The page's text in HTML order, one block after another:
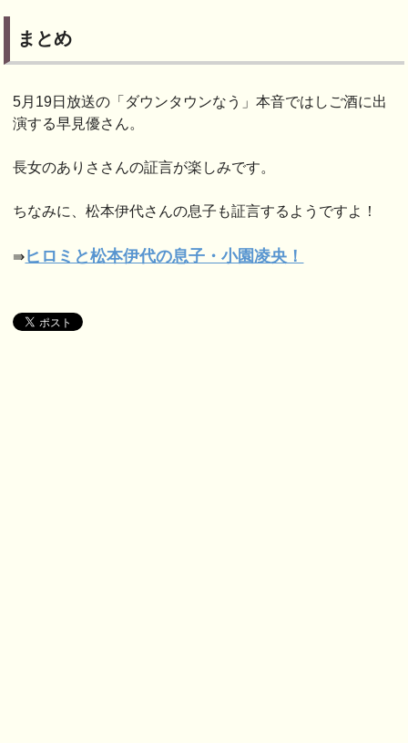
まとめ
5月19日放送の「ダウンタウンなう」本音ではしご酒に出
演する早見優さん。
長女のありささんの証言が楽しみです。
ちなみに、松本伊代さんの息子も証言するようですよ！
⇛ヒロミと松本伊代の息子・小園凌央！